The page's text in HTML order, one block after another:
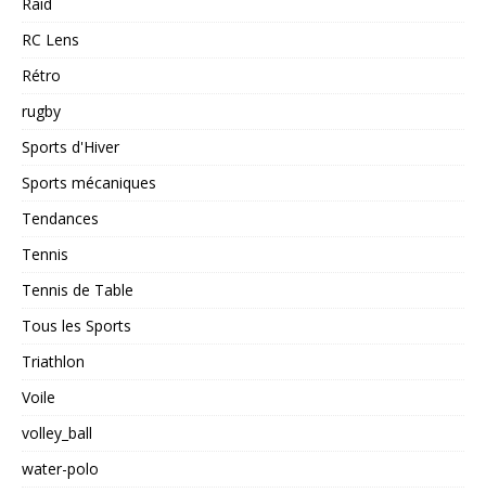
RC Lens
Rétro
rugby
Sports d'Hiver
Sports mécaniques
Tendances
Tennis
Tennis de Table
Tous les Sports
Triathlon
Voile
volley_ball
water-polo